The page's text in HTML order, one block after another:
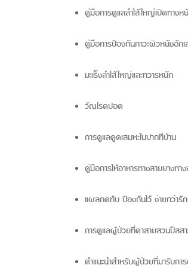
คู่มือการดูแลลำไส้ใหญ่เปิดทางห
คู่มือการป้องกันภาวะผิวหนังอัก
มะเร็งลำไส้ใหญ่และทวารหนัก
วัณโรคปอด
การดูแลดูดเสมหะในปากที่บ้าน
คู่มือการให้อาหารทางสายยางทา
แผลกดทับ ป้องกันไว้ ง่ายกว่ารั
การดูแลผู้ป่วยที่คาสายสวนปัสสา
คำแนะนำสำหรับผู้ป่วยที่มารับกา